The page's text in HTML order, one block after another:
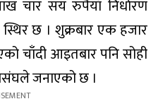
चार सय रुपैयाँ निर्धारण
छ । शुक्रबार एक हजार
चाँदी आइतबार पनि सोही
जनाएको छ ।